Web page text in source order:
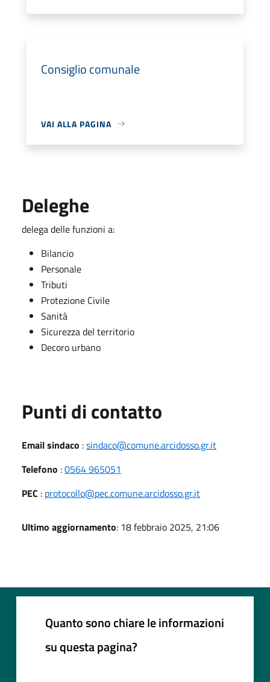
Consiglio comunale
VAI ALLA PAGINA
Deleghe
delega delle funzioni a:
Bilancio
Personale
Tributi
Protezione Civile
Sanità
Sicurezza del territorio
Decoro urbano
Punti di contatto
Email sindaco :sindaco@comune.arcidosso.gr.it
Telefono :0564 965051
PEC : protocollo@pec.comune.arcidosso.gr.it
Ultimo aggiornamento: 18 febbraio 2025, 21:06
Quanto sono chiare le informazioni
su questa pagina?